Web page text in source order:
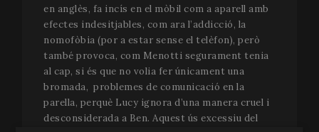
en anglès, fa incís en el mòbil com a aparell amb
efectes indesitjables, com ara l’addicció, la
nomofòbia (por a estar sense el telèfon), però
també provoca, com Menotti segurament tenia
al cap, si és que no volia fer únicament una
bromada, problemes de comunicació en la
parella, perquè Lucy ignora d’una manera cruel i
desconsiderada a Ben. Aquest ús excessiu del